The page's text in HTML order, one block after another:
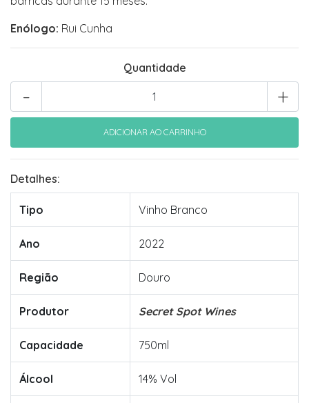
Enólogo: Rui Cunha
Quantidade
+
-
Detalhes:
Tipo Vinho Branco
Ano 2022
Região Douro
Produtor Secret Spot Wines
Capacidade 750ml
Álcool 14% Vol